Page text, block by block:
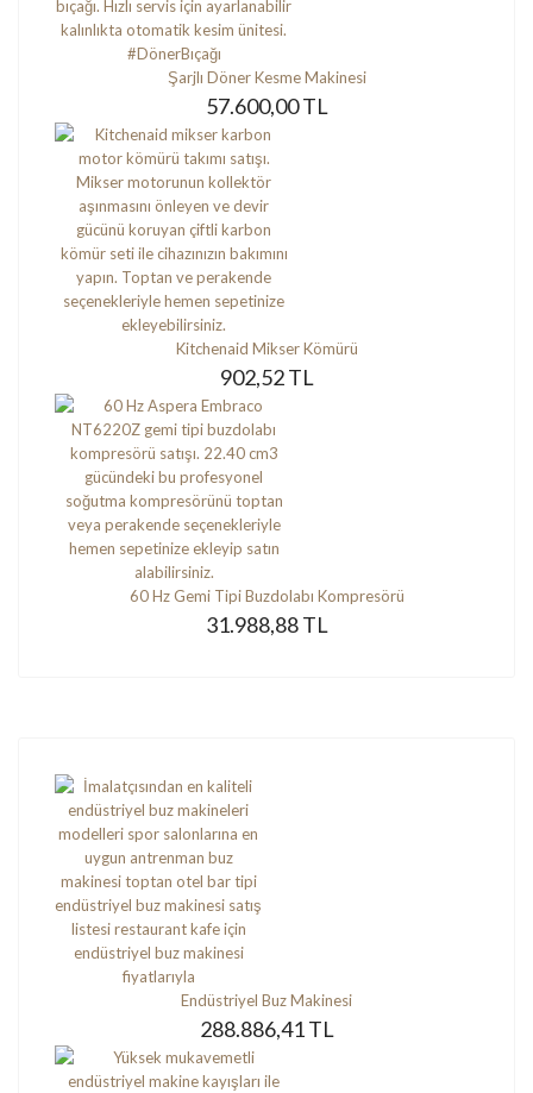
Şarjlı Döner Kesme Makinesi
57.600,00 TL
Kitchenaid Mikser Kömürü
902,52 TL
60 Hz Gemi Tipi Buzdolabı Kompresörü
31.988,88 TL
Endüstriyel Buz Makinesi
288.886,41 TL